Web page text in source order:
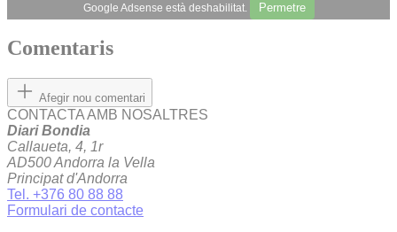
Google Adsense està deshabilitat. Permetre
Comentaris
Afegir nou comentari
CONTACTA AMB NOSALTRES
Diari Bondia
Callaueta, 4, 1r
AD500 Andorra la Vella
Principat d'Andorra
Tel. +376 80 88 88
Formulari de contacte